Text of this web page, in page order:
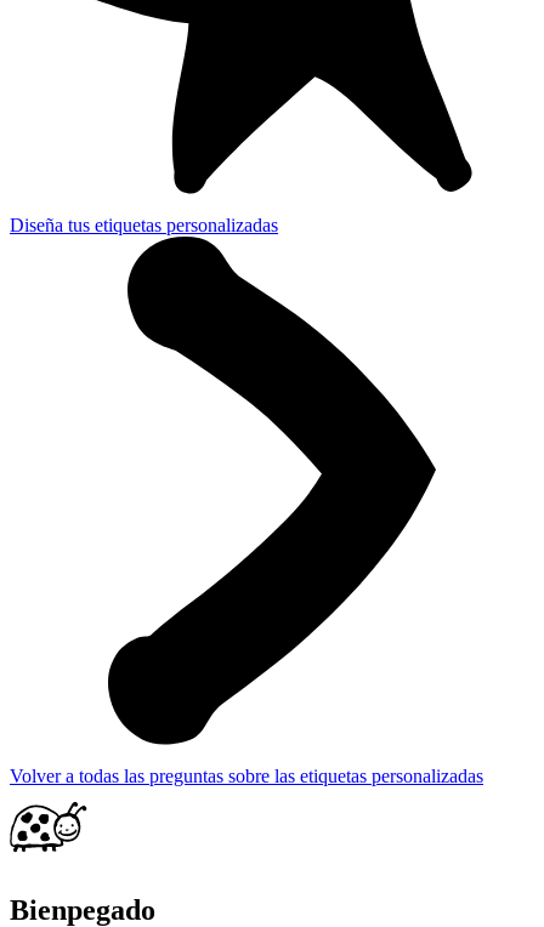
Diseña tus etiquetas personalizadas
Volver a todas las preguntas sobre las etiquetas personalizadas
Bienpegado